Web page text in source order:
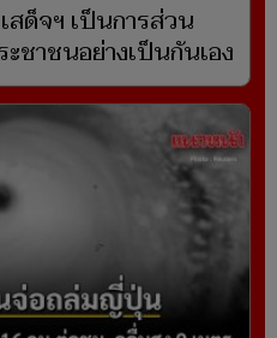
สด็จฯ เป็นการส่วน
ชาชนอย่างเป็นกันเอง